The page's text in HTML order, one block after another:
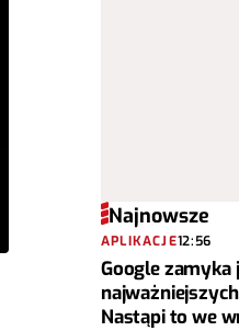
Najnowsze
APLIKACJE12:56
Google zamyka
Nastąpi to we